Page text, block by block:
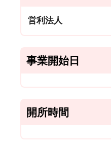
営利法人
事業開始日
開所時間